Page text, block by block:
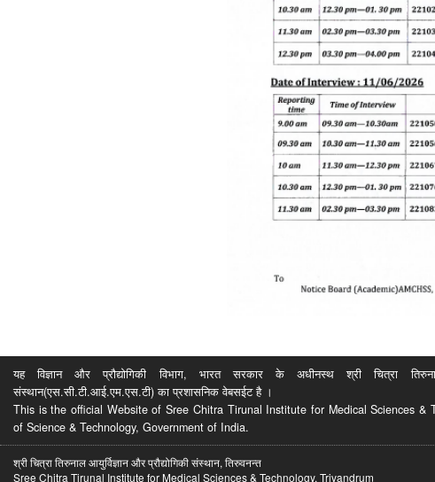
यह विज्ञान और प्रौद्योगिकी विभाग, भारत सरकार के अधीनस्थ श्री चित्रा तिरुनाल
संस्थान(एस.सी.टी.आई.एम.एस.टी) का प्रशासनिक वेबसईट है ।
This is the official Website of Sree Chitra Tirunal Institute for Medical Sciences &
of Science & Technology, Government of India.
श्री चित्रा तिरुनाल आयुर्विज्ञान और प्रौद्योगिकी संस्थान, तिरुवनन्त
Sree Chitra Tirunal Institute for Medical Sciences & Technology, Trivandrum